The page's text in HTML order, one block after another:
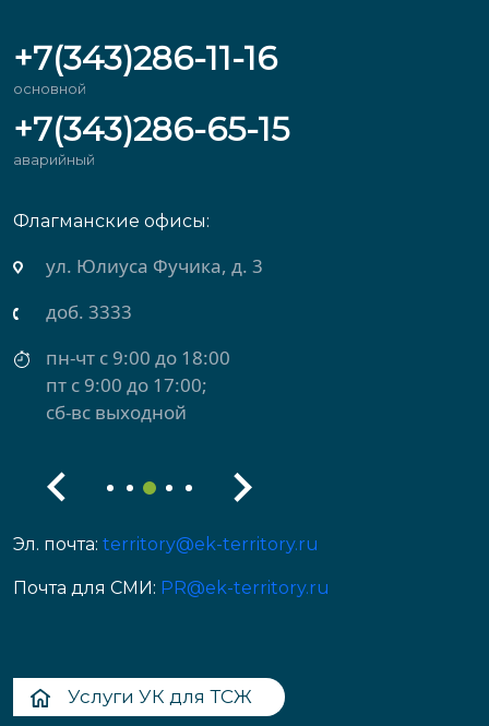
+7(343)286-11-16
основной
+7(343)286-65-15
аварийный
Флагманские офисы:
ул. Юлиуса Фучика, д. 3
доб. 3333
пн-чт с 9:00 до 18:00
пт с 9:00 до 17:00;
сб-вс выходной
Эл. почта: territory@ek-territory.ru
Почта для СМИ: PR@ek-territory.ru
Услуги УК для ТСЖ